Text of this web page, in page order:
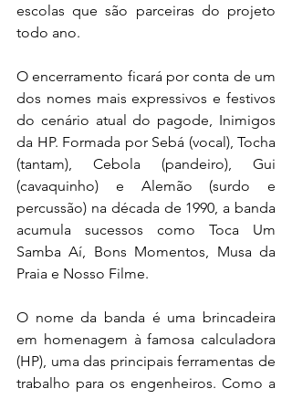
escolas que são parceiras do projeto
todo ano.
O encerramento ficará por conta de um
dos nomes mais expressivos e festivos
do cenário atual do pagode, Inimigos
da HP. Formada por Sebá (vocal), Tocha
(tantam), Cebola (pandeiro), Gui
(cavaquinho) e Alemão (surdo e
percussão) na década de 1990, a banda
acumula sucessos como Toca Um
Samba Aí, Bons Momentos, Musa da
Praia e Nosso Filme.
O nome da banda é uma brincadeira
em homenagem à famosa calculadora
(HP), uma das principais ferramentas de
trabalho para os engenheiros. Como a